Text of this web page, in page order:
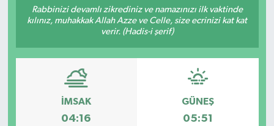
Rabbinizi devamlı zikrediniz ve namazınızı ilk vaktinde
kılınız, muhakkak Allah Azze ve Celle, size ecrinizi kat kat
verir. (Hadis-i şerif)
İMSAK
04:16
GÜNEŞ
05:51